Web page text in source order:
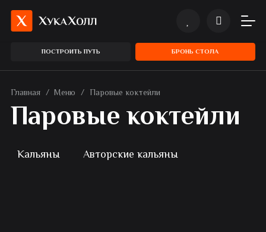
ПОСТРОИТЬ ПУТЬ БРОНЬ СТОЛА
Главная / Меню / Паровые коктейли
Паровые коктейли
Кальяны Авторские кальяны